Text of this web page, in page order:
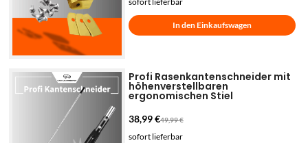
In den Einkaufswagen
Profi Rasenkantenschneider mit
höhenverstellbaren
ergonomischen Stiel
38,99€49,99€
sofort lieferbar